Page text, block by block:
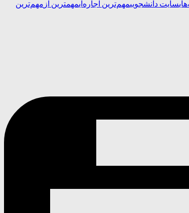
سایت دانشجوییمهم‌ترین اجاره‌ایمهمترین از مهم‌ترین